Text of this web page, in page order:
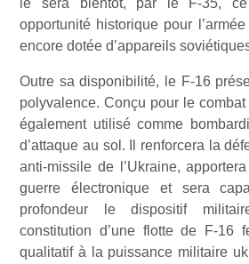
opportunité historique pour
encore dotée d’appareils
Outre sa disponibilité, le F-16
polyvalence. Conçu pour le
également utilisé comme
d’attaque au sol. Il renforcera la
anti-missile de l’Ukraine,
guerre électronique et sera
profondeur le dispositif
constitution d’une flotte de F-16
qualitatif à la puissance militaire